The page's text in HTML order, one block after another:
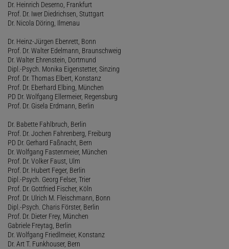
Dr. Heinrich Deserno, Frankfurt
Prof. Dr. Iwer Diedrichsen, Stuttgart
Dr. Nicola Döring, Ilmenau
Dr. Heinz-Jürgen Ebenrett, Bonn
Prof. Dr. Walter Edelmann, Braunschweig
Dr. Walter Ehrenstein, Dortmund
Dipl.-Psych. Monika Eigenstetter, Sinzing
Prof. Dr. Thomas Elbert, Konstanz
Prof. Dr. Eberhard Elbing, München
PD Dr. Wolfgang Ellermeier, Regensburg
Prof. Dr. Gisela Erdmann, Berlin
Dr. Babette Fahlbruch, Berlin
Prof. Dr. Jochen Fahrenberg, Freiburg
PD Dr. Gerhard Faßnacht, Bern
Dr. Wolfgang Fastenmeier, München
Prof. Dr. Volker Faust, Ulm
Prof. Dr. Hubert Feger, Berlin
Dipl.-Psych. Georg Felser, Trier
Prof. Dr. Gottfried Fischer, Köln
Prof. Dr. Ulrich M. Fleischmann, Bonn
Dipl.-Psych. Charis Förster, Berlin
Prof. Dr. Dieter Frey, München
Gabriele Freytag, Berlin
Dr. Wolfgang Friedlmeier, Konstanz
Dr. Art T. Funkhouser, Bern